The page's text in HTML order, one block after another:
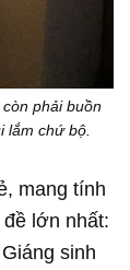
phải buồn
lắm chứ bộ.
mang tính
lớn nhất:
sinh